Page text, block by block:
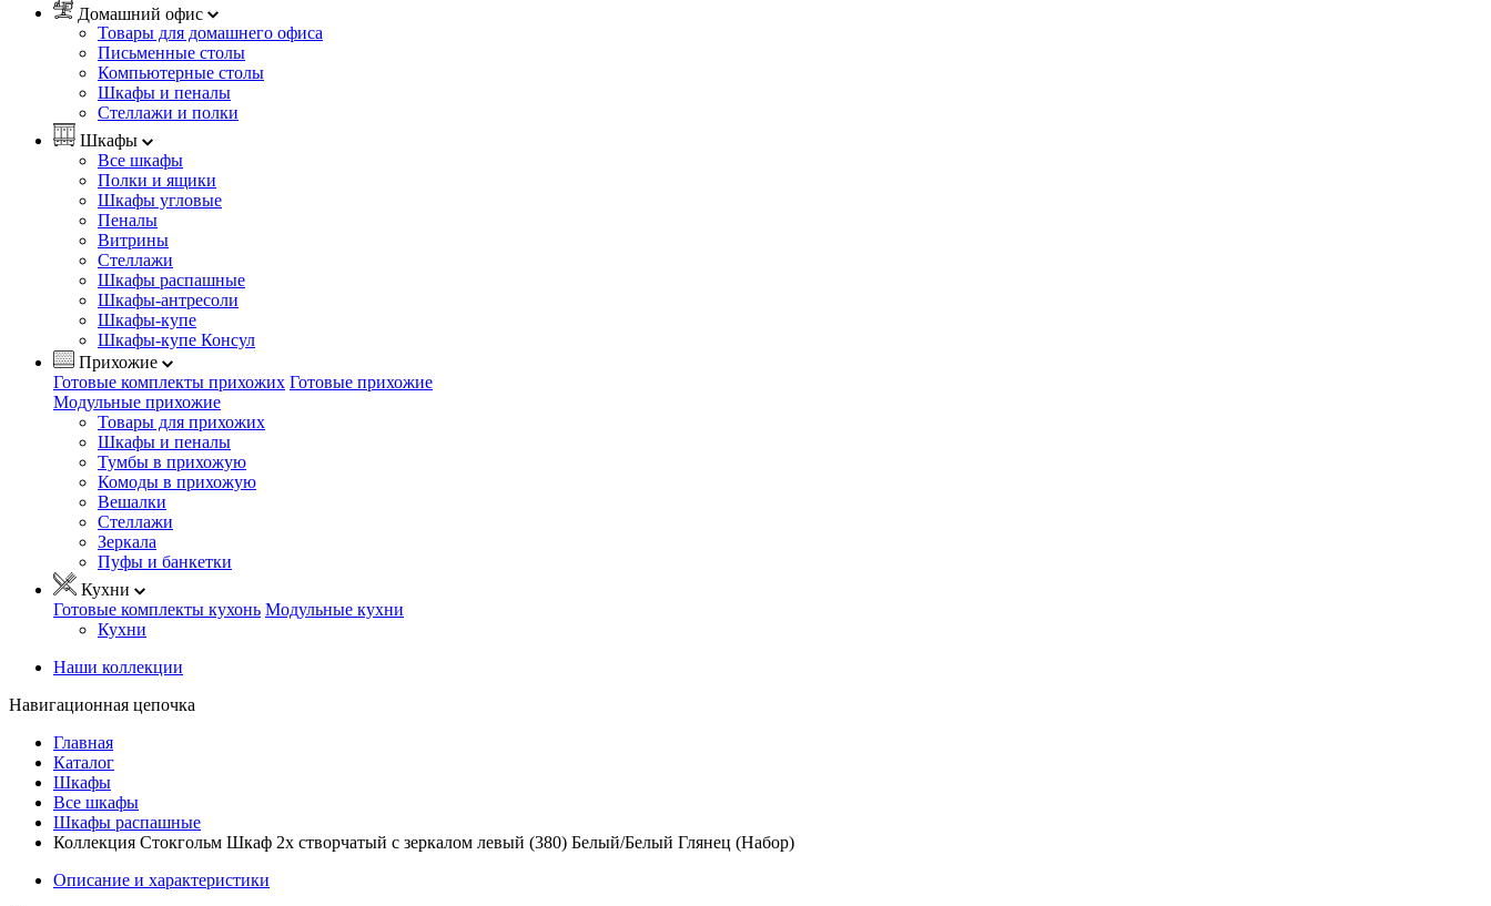
Домашний офис
Товары для домашнего офиса
Письменные столы
Компьютерные столы
Шкафы и пеналы
Стеллажи и полки
Шкафы
Все шкафы
Полки и ящики
Шкафы угловые
Пеналы
Витрины
Стеллажи
Шкафы распашные
Шкафы-антресоли
Шкафы-купе
Шкафы-купе Консул
Прихожие
Готовые комплекты прихожих Готовые прихожие
Модульные прихожие
Товары для прихожих
Шкафы и пеналы
Тумбы в прихожую
Комоды в прихожую
Вешалки
Стеллажи
Зеркала
Пуфы и банкетки
Кухни
Готовые комплекты кухонь Модульные кухни
Кухни
Наши коллекции
Навигационная цепочка
Главная
Каталог
Шкафы
Все шкафы
Шкафы распашные
Коллекция Стокгольм Шкаф 2х створчатый с зеркалом левый (380) Белый/Белый Глянец (Набор)
Описание и характеристики